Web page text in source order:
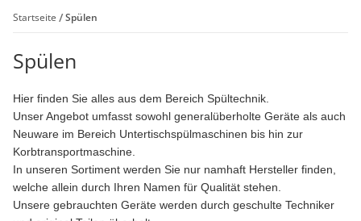
Startseite Spülen
Spülen
Hier finden Sie alles aus dem Bereich Spültechnik.
Unser Angebot umfasst sowohl generalüberholte Geräte als auch
Neuware im Bereich Untertischspülmaschinen bis hin zur
Korbtransportmaschine.
In unseren Sortiment werden Sie nur namhaft Hersteller finden,
welche allein durch Ihren Namen für Qualität stehen.
Unsere gebrauchten Geräte werden durch geschulte Techniker